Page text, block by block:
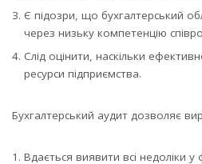
Є підозри, що бухгалтерський
через низьку компетенцію
Слід оцінити, наскільки
ресурси підприємства.
Бухгалтерський аудит дозволяє
Вдається виявити всі недоліки у